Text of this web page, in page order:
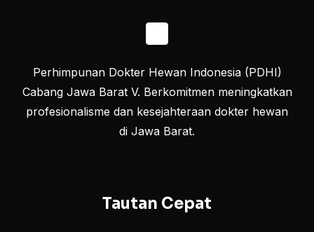
Perhimpunan Dokter Hewan Indonesia (PDHI)
Cabang Jawa Barat V. Berkomitmen meningkatkan
profesionalisme dan kesejahteraan dokter hewan
di Jawa Barat.
Tautan Cepat